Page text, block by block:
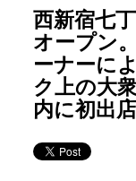
西新宿七
オープン
ーナーに
ク上の大
内に初出店